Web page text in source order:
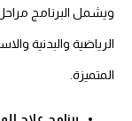
ويشمل البرنامج مراحل
الرياضية والبدنية
المتميزة.